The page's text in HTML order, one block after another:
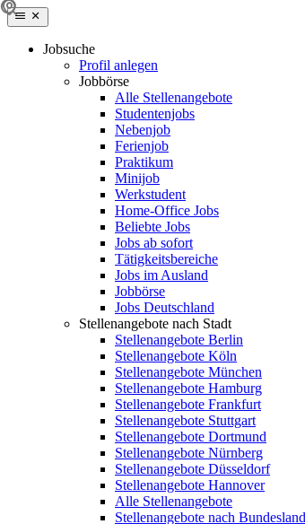
Jobsuche
Profil anlegen
Jobbörse
Alle Stellenangebote
Studentenjobs
Nebenjob
Ferienjob
Praktikum
Minijob
Werkstudent
Home-Office Jobs
Beliebte Jobs
Jobs ab sofort
Tätigkeitsbereiche
Jobs im Ausland
Jobbörse
Jobs Deutschland
Stellenangebote nach Stadt
Stellenangebote Berlin
Stellenangebote Köln
Stellenangebote München
Stellenangebote Hamburg
Stellenangebote Frankfurt
Stellenangebote Stuttgart
Stellenangebote Dortmund
Stellenangebote Nürnberg
Stellenangebote Düsseldorf
Stellenangebote Hannover
Alle Stellenangebote
Stellenangebote nach Bundesland